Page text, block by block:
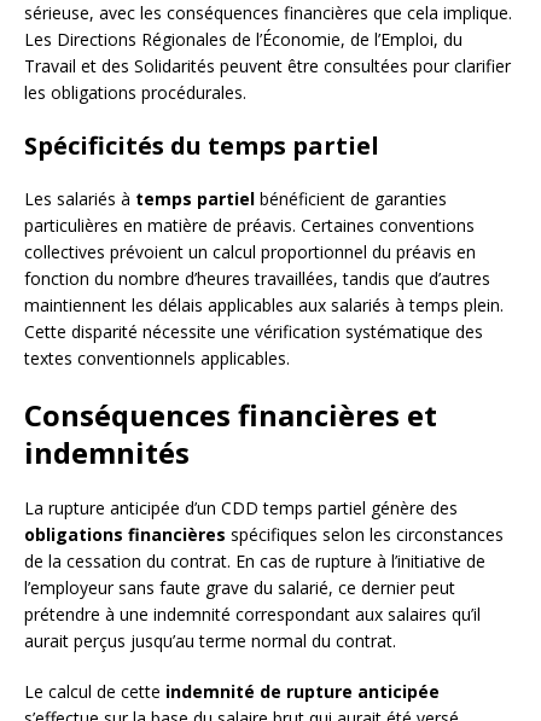
sérieuse, avec les conséquences financières que cela implique.
Les Directions Régionales de l’Économie, de l’Emploi, du
Travail et des Solidarités peuvent être consultées pour clarifier
les obligations procédurales.
Spécificités du temps partiel
Les salariés à temps partiel bénéficient de garanties
particulières en matière de préavis. Certaines conventions
collectives prévoient un calcul proportionnel du préavis en
fonction du nombre d’heures travaillées, tandis que d’autres
maintiennent les délais applicables aux salariés à temps plein.
Cette disparité nécessite une vérification systématique des
textes conventionnels applicables.
Conséquences financières et
indemnités
La rupture anticipée d’un CDD temps partiel génère des
obligations financières spécifiques selon les circonstances
de la cessation du contrat. En cas de rupture à l’initiative de
l’employeur sans faute grave du salarié, ce dernier peut
prétendre à une indemnité correspondant aux salaires qu’il
aurait perçus jusqu’au terme normal du contrat.
Le calcul de cette indemnité de rupture anticipée